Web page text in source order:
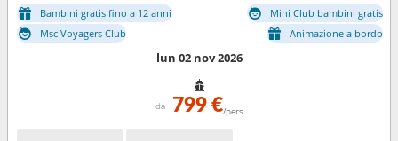
Bambini gratis fino a 12 anni
Mini Club bambini gratis
Msc Voyagers Club
Animazione a bordo
lun 02 nov 2026
da 799 €/pers